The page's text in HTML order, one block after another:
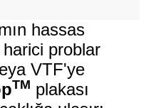
hassas
harici problar
VTF'ye
TM plakası